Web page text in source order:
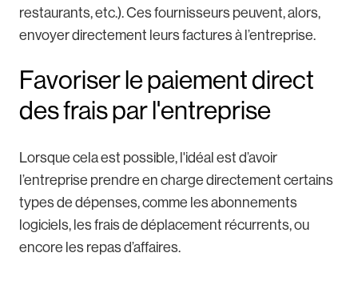
restaurants, etc.). Ces fournisseurs peuvent, alors,
envoyer directement leurs factures à l’entreprise.
Favoriser le paiement direct
des frais par l'entreprise
Lorsque cela est possible, l'idéal est d’avoir
l’entreprise prendre en charge directement certains
types de dépenses, comme les abonnements
logiciels, les frais de déplacement récurrents, ou
encore les repas d’affaires.